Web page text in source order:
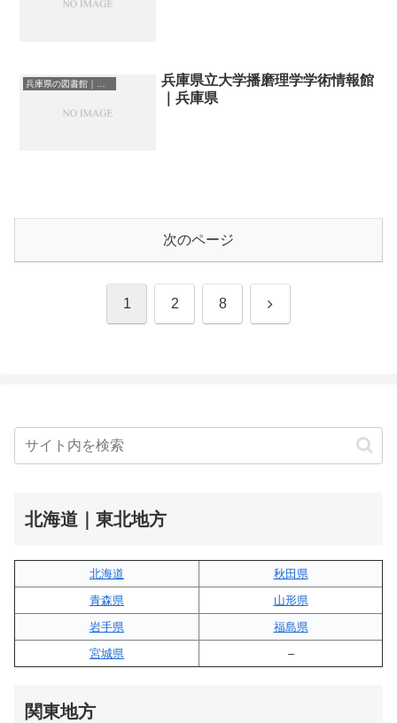
兵庫県の図書館｜勉強できる場所
兵庫県立大学播磨理学学術情報館
｜兵庫県
次のページ
1 2 8 次
北海道｜東北地方
北海道
秋田県
青森県
山形県
岩手県
福島県
宮城県
–
関東地方